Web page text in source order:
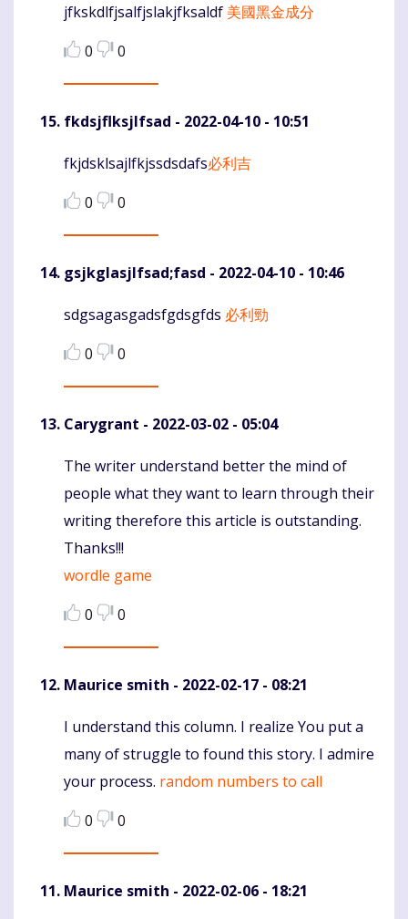
Komentaras
jfkskdlfjsalfjslakjfksaldf 美國黑金成分
0
0
fkdsjflksjlfsad - 2022-04-10 - 10:51
Komentaras
fkjdsklsajlfkjssdsdafs必利吉
0
0
gsjkglasjlfsad;fasd - 2022-04-10 - 10:46
Komentaras
sdgsagasgadsfgdsgfds 必利勁
0
0
Carygrant - 2022-03-02 - 05:04
Komentaras
The writer understand better the mind of
people what they want to learn through their
writing therefore this article is outstanding.
Thanks!!!
wordle game
0
0
Maurice smith - 2022-02-17 - 08:21
Komentaras
I understand this column. I realize You put a
many of struggle to found this story. I admire
your process. random numbers to call
0
0
Maurice smith - 2022-02-06 - 18:21